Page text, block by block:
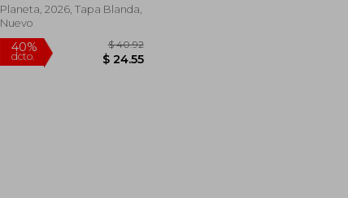
Planeta, 2026, Tapa Blanda,
Nuevo